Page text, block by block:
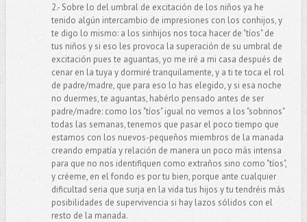
2.- Sobre lo del umbral de excitación de los niños ya he
tenido algún intercambio de impresiones con los conhijos, y
te digo lo mismo: a los sinhijos nos toca hacer de "tíos" de
tus niños y si eso les provoca la superación de su umbral de
excitación pues te aguantas, yo me iré a mi casa después de
cenar en la tuya y dormiré tranquilamente, y a ti te toca el rol
de padre/madre, que para eso lo has elegido, y si esa noche
no duermes, te aguantas, habérlo pensado antes de ser
padre/madre: como los "tíos" igual no vemos a los "sobrinos"
todas las semanas, tenemos que pasar el poco tiempo que
estamos con los nuevos-pequeños miembros de la manada
creando empatía y relación de manera un poco más intensa
para que no nos identifiquen como extraños sino como "tíos",
y créeme, en el fondo es por tu bien, porque ante cualquier
dificultad seria que surja en la vida tus hijos y tu tendréis más
posibilidades de supervivencia si hay lazos sólidos con el
resto de la manada.